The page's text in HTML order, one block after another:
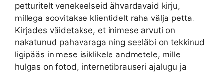
petturitelt venekeelseid ähvardavaid kirju,
millega soovitakse klientidelt raha välja petta.
Kirjades väidetakse, et inimese arvuti on
nakatunud pahavaraga ning seeläbi on tekkinud
ligipääs inimese isiklikele andmetele, mille
hulgas on fotod, internetibrauseri ajalugu ja